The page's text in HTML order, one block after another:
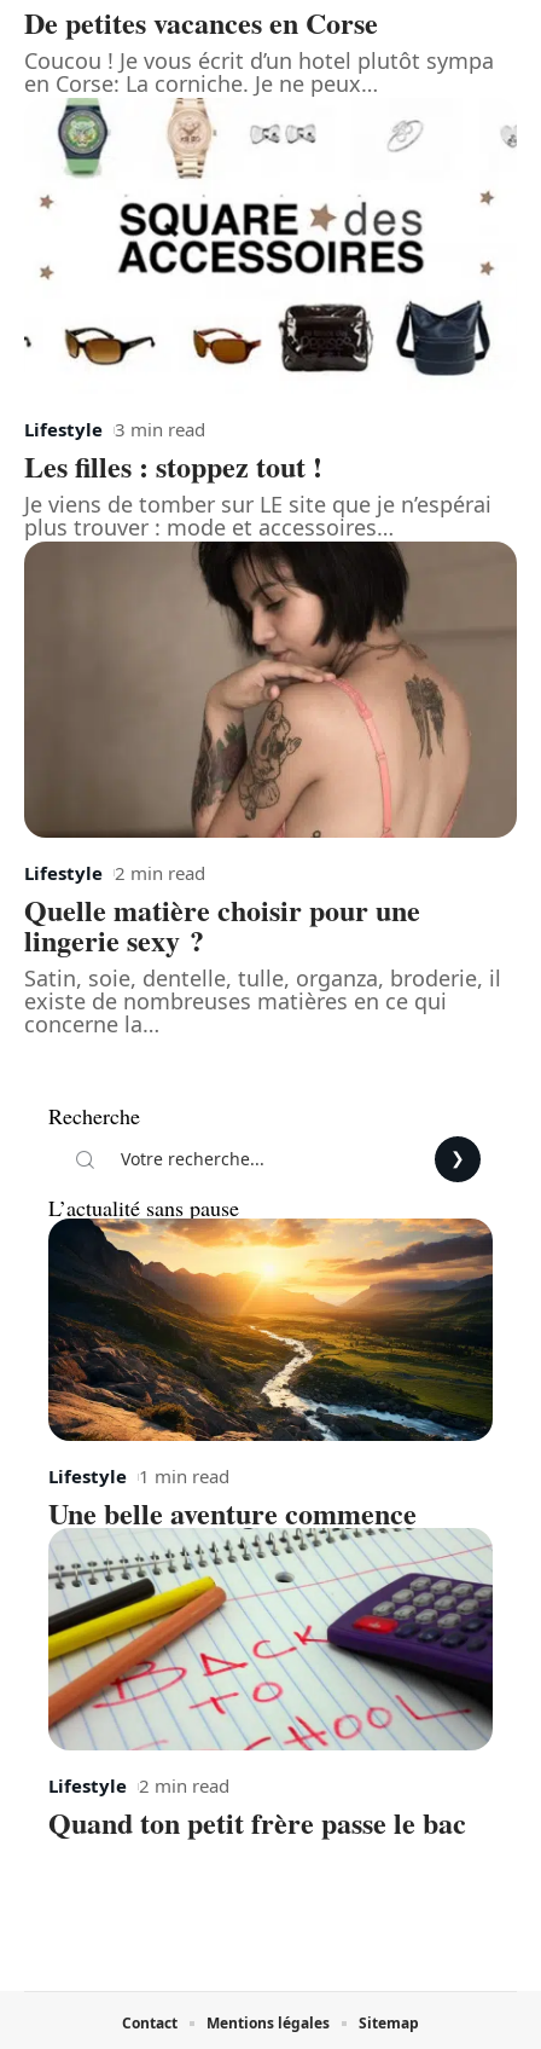
De petites vacances en Corse
Coucou ! Je vous écrit d’un hotel plutôt sympa
en Corse: La corniche. Je ne peux…
Lifestyle 3 min read
Les filles : stoppez tout !
Je viens de tomber sur LE site que je n’espérai
plus trouver : mode et accessoires…
Lifestyle 2 min read
Quelle matière choisir pour une
lingerie sexy ?
Satin, soie, dentelle, tulle, organza, broderie, il
existe de nombreuses matières en ce qui
concerne la…
Recherche
L’actualité sans pause
Lifestyle 1 min read
Une belle aventure commence
Lifestyle 2 min read
Quand ton petit frère passe le bac
Contact Mentions légales Sitemap